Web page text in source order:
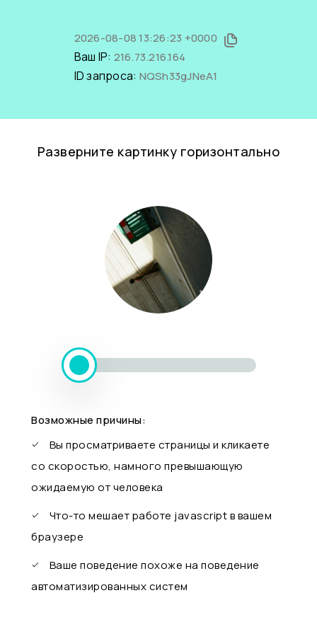
2026-08-08 13:26:23 +0000
Ваш IP: 216.73.216.164
ID запроса: NQSh33gJNeA1
Разверните картинку горизонтально
Возможные причины:
Вы просматриваете страницы и кликаете
со скоростью, намного превышающую
ожидаемую от человека
Что-то мешает работе javascript в вашем
браузере
Ваше поведение похоже на поведение
автоматизированных систем